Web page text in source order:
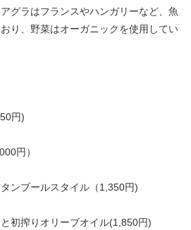
グラはフランスやハンガリーなど、魚
り、野菜はオーガニックを使用してい
円)
円）
ンブールスタイル（1,350円)
初搾りオリーブオイル(1,850円)